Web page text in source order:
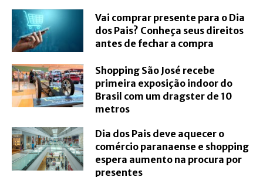
Vai comprar presente para o Dia
dos Pais? Conheça seus direitos
antes de fechar a compra
Shopping São José recebe
primeira exposição indoor do
Brasil com um dragster de 10
metros
Dia dos Pais deve aquecer o
comércio paranaense e shopping
espera aumento na procura por
presentes